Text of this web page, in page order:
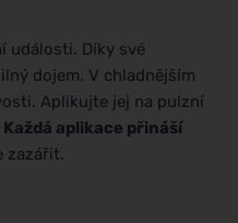
události. Díky své
dojem. V chladnějším
Aplikujte jej na pulzní
Každá aplikace přináší
zazářit.